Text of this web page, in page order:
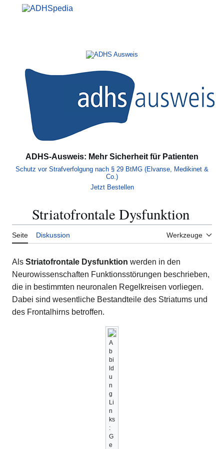
ADHS-Ausweis: Mehr Sicherheit für Patienten
Schutz vor Strafverfolgung nach § 29 BtMG (Elvanse, Medikinet &
Co.)
Jetzt Bestellen
Inhaltsverzeichnis umschalten
Striatofrontale Dysfunktion
Seite Diskussion Werkzeuge
Als Striatofrontale Dysfunktion werden in den
Neurowissenschaften Funktionsstörungen beschrieben,
die in bestimmten neuronalen Regelkreisen vorliegen.
Dabei sind wesentliche Bestandteile des Striatums und
des Frontalhirns betroffen.
A
b
bi
ld
u
n
g
Li
n
ks
:
G
e